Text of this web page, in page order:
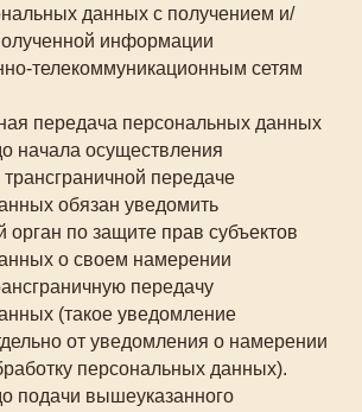
данных с получением и/
информации
телекоммуникационным сетям
передача персональных данных
начала осуществления
трансграничной передаче
обязан уведомить
по защите прав субъектов
о своем намерении
передачу
(такое уведомление
от уведомления о намерении
персональных данных).
подачи вышеуказанного